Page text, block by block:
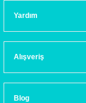
Yardım
Alışveriş
Blog